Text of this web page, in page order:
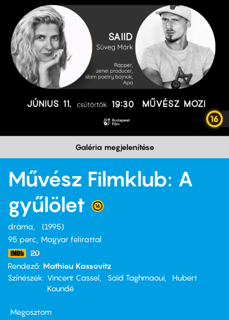
Galéria megjelenítése
Művész Filmklub: A
gyűlölet
dráma
1995
95 perc,
Magyar felirattal
Rendező Mathieu Kassovitz
Színészek
Vincent Cassel Saïd Taghmaoui
Hubert
Koundé
Megosztom